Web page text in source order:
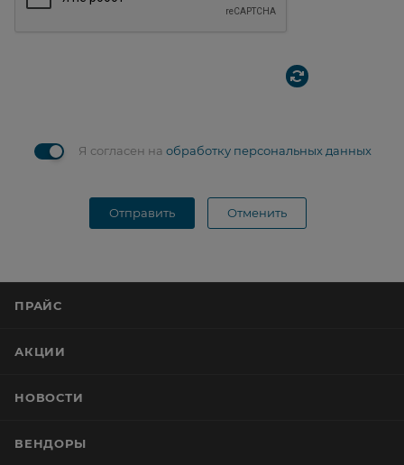
Я согласен на обработку персональных данных
Отправить Отменить
ПРАЙС
АКЦИИ
НОВОСТИ
ВЕНДОРЫ